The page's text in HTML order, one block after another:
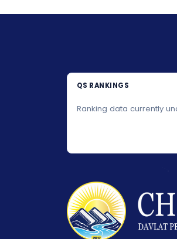
QS RANKINGS
Ranking data currently